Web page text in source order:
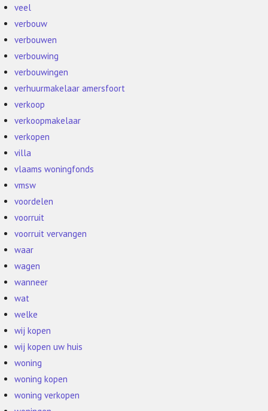
veel
verbouw
verbouwen
verbouwing
verbouwingen
verhuurmakelaar amersfoort
verkoop
verkoopmakelaar
verkopen
villa
vlaams woningfonds
vmsw
voordelen
voorruit
voorruit vervangen
waar
wagen
wanneer
wat
welke
wij kopen
wij kopen uw huis
woning
woning kopen
woning verkopen